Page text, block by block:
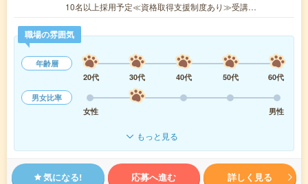
10名以上採用予定≪資格取得支援制度あり≫受講…
職場の雰囲気
年齢層
20代
30代 40代 50代
60代
男女比率
女性
男性
もっと見る
気になる! 応募へ進む 詳しく見る